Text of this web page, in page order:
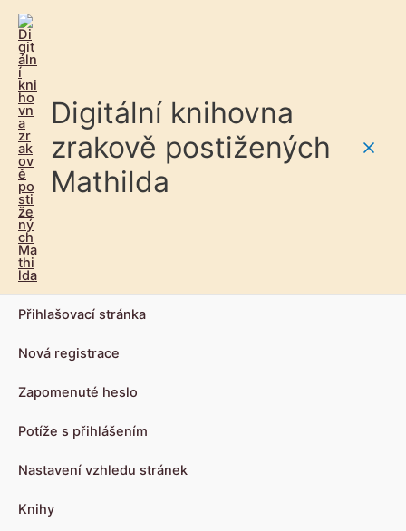
Digitální knihovna
zrakově postižených
Mathilda
Přihlašovací stránka
Nová registrace
Zapomenuté heslo
Potíže s přihlášením
Nastavení vzhledu stránek
Knihy